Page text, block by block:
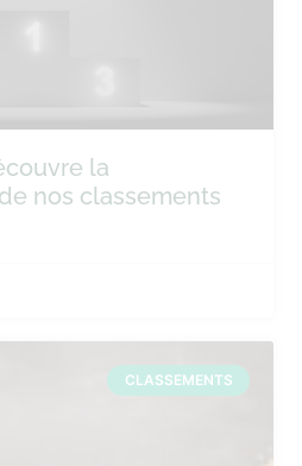
la
nos classements
CLASSEMENTS